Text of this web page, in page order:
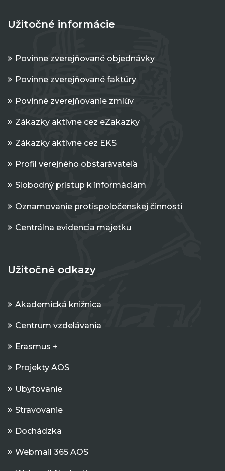
Užitočné informácie
Povinne zverejňované objednávky
Povinne zverejňované faktúry
Povinné zverejňovanie zmlúv
Zákazky aktívne cez eZakazky
Zákazky aktívne cez EKS
Profil verejného obstarávateľa
Slobodný prístup k informáciám
Oznamovanie protispoločenskej činnosti
Centrálna evidencia majetku
Užitočné odkazy
Akademická knižnica
Centrum vzdelávania
Erasmus +
Projekty AOS
Ubytovanie
Stravovanie
Dochádzka
Webmail 365 AOS